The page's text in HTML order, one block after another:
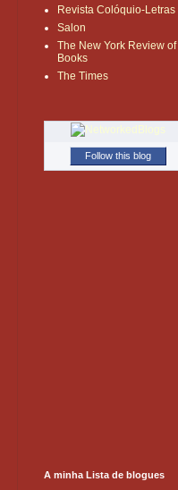
Revista Colóquio-Letras
Salon
The New York Review of
Books
The Times
Follow this blog
A minha Lista de blogues